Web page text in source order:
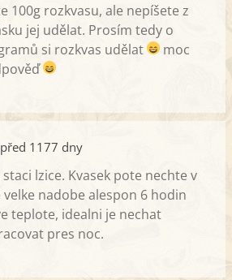
100g rozkvasu, ale nepíšete z
jej udělat. Prosím tedy o
si rozkvas udělat
moc
před 1177 dny
lzice. Kvasek pote nechte v
nadobe alespon 6 hodin
teplote, idealni je nechat
pres noc.